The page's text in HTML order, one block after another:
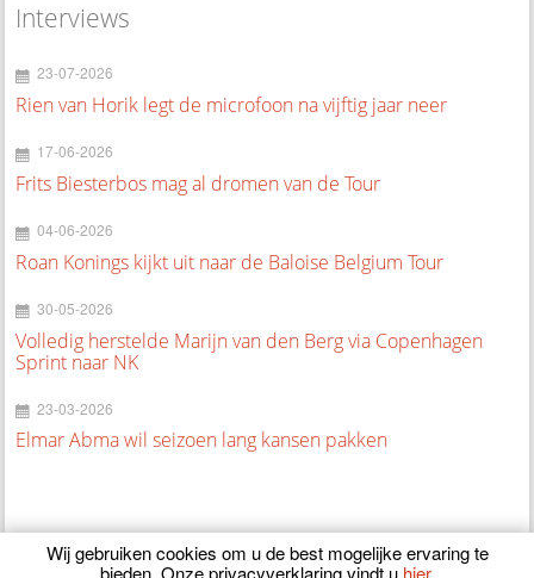
Interviews
23-07-2026
Rien van Horik legt de microfoon na vijftig jaar neer
17-06-2026
Frits Biesterbos mag al dromen van de Tour
04-06-2026
Roan Konings kijkt uit naar de Baloise Belgium Tour
30-05-2026
Volledig herstelde Marijn van den Berg via Copenhagen
Sprint naar NK
23-03-2026
Elmar Abma wil seizoen lang kansen pakken
Wij gebruiken cookies om u de best mogelijke ervaring te
bieden. Onze privacyverklaring vindt u hier.